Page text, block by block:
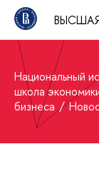
Национальный
школа
бизнеса